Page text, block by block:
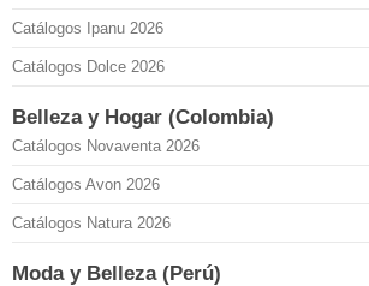
Catálogos Ipanu 2026
Catálogos Dolce 2026
Belleza y Hogar (Colombia)
Catálogos Novaventa 2026
Catálogos Avon 2026
Catálogos Natura 2026
Moda y Belleza (Perú)